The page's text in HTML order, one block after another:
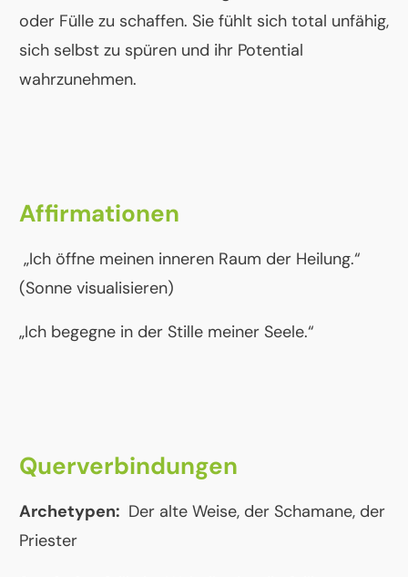
oder Fülle zu schaffen. Sie fühlt sich total unfähig,
sich selbst zu spüren und ihr Potential
wahrzunehmen.
Affirmationen
„Ich öffne meinen inneren Raum der Heilung.“
(Sonne visualisieren)
„Ich begegne in der Stille meiner Seele.“
Querverbindungen
Archetypen: Der alte Weise, der Schamane, der
Priester